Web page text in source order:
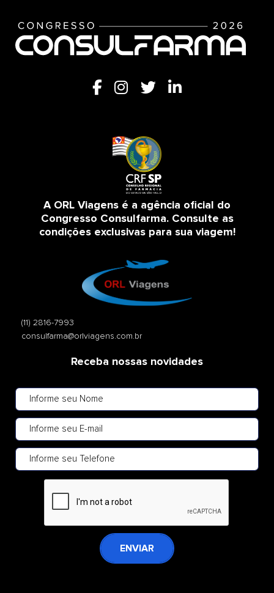
A ORL Viagens é a agência oficial do
Congresso Consulfarma. Consulte as
condições exclusivas para sua viagem!
(11) 2816-7993
consulfarma@orlviagens.com.br
Receba nossas novidades
ENVIAR